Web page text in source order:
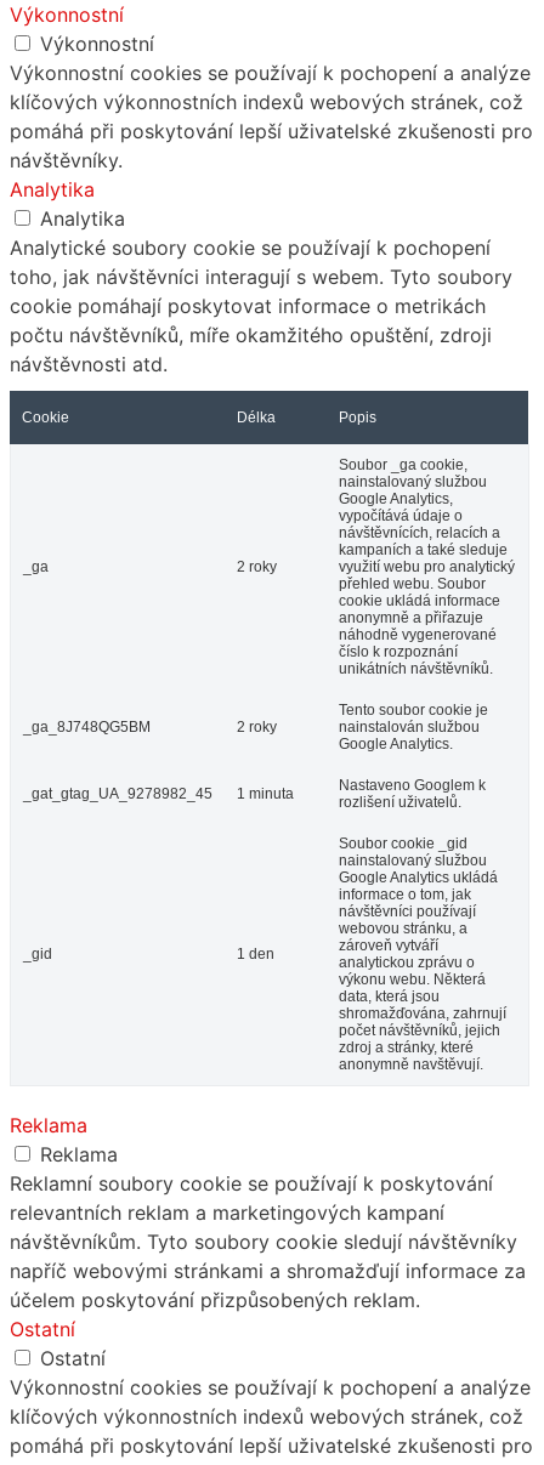
Výkonnostní
Výkonnostní
Výkonnostní cookies se používají k pochopení a analýze
klíčových výkonnostních indexů webových stránek, což
pomáhá při poskytování lepší uživatelské zkušenosti pro
návštěvníky.
Analytika
Analytika
Analytické soubory cookie se používají k pochopení
toho, jak návštěvníci interagují s webem. Tyto soubory
cookie pomáhají poskytovat informace o metrikách
počtu návštěvníků, míře okamžitého opuštění, zdroji
návštěvnosti atd.
Cookie Délka Popis
_ga 2 roky
Soubor _ga cookie,
nainstalovaný službou
Google Analytics,
vypočítává údaje o
návštěvnících, relacích a
kampaních a také sleduje
využití webu pro analytický
přehled webu. Soubor
cookie ukládá informace
anonymně a přiřazuje
náhodně vygenerované
číslo k rozpoznání
unikátních návštěvníků.
_ga_8J748QG5BM 2 roky
Tento soubor cookie je
nainstalován službou
Google Analytics.
_gat_gtag_UA_9278982_45 1 minuta
Nastaveno Googlem k
rozlišení uživatelů.
_gid 1 den
Soubor cookie _gid
nainstalovaný službou
Google Analytics ukládá
informace o tom, jak
návštěvníci používají
webovou stránku, a
zároveň vytváří
analytickou zprávu o
výkonu webu. Některá
data, která jsou
shromažďována, zahrnují
počet návštěvníků, jejich
zdroj a stránky, které
anonymně navštěvují.
Reklama
Reklama
Reklamní soubory cookie se používají k poskytování
relevantních reklam a marketingových kampaní
návštěvníkům. Tyto soubory cookie sledují návštěvníky
napříč webovými stránkami a shromažďují informace za
účelem poskytování přizpůsobených reklam.
Ostatní
Ostatní
Výkonnostní cookies se používají k pochopení a analýze
klíčových výkonnostních indexů webových stránek, což
pomáhá při poskytování lepší uživatelské zkušenosti pro